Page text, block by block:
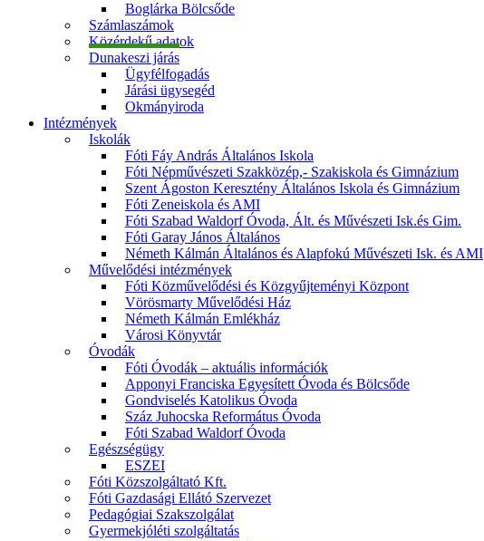
Boglárka Bölcsőde
Számlaszámok
Közérdekű adatok
Dunakeszi járás
Ügyfélfogadás
Járási ügysegéd
Okmányiroda
Intézmények
Iskolák
Fóti Fáy András Általános Iskola
Fóti Népművészeti Szakközép,- Szakiskola és Gimnázium
Szent Ágoston Keresztény Általános Iskola és Gimnázium
Fóti Zeneiskola és AMI
Fóti Szabad Waldorf Óvoda, Ált. és Művészeti Isk.és Gim.
Fóti Garay János Általános
Németh Kálmán Általános és Alapfokú Művészeti Isk. és AMI
Művelődési intézmények
Fóti Közművelődési és Közgyűjteményi Központ
Vörösmarty Művelődési Ház
Németh Kálmán Emlékház
Városi Könyvtár
Óvodák
Fóti Óvodák – aktuális információk
Apponyi Franciska Egyesített Óvoda és Bölcsőde
Gondviselés Katolikus Óvoda
Száz Juhocska Református Óvoda
Fóti Szabad Waldorf Óvoda
Egészségügy
ESZEI
Fóti Közszolgáltató Kft.
Fóti Gazdasági Ellátó Szervezet
Pedagógiai Szakszolgálat
Gyermekjóléti szolgáltatás